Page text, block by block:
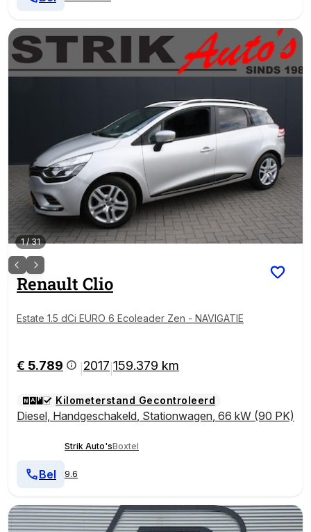
1/31
Renault Clio
Estate 1.5 dCi EURO 6 Ecoleader Zen - NAVIGATIE
€ 5.789 2017 159.379 km
Kilometerstand Gecontroleerd
Diesel, Handgeschakeld, Stationwagen, 66 kW (90 PK)
Strik Auto'sBoxtel
9.6
Bel